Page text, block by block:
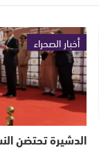
أخبار الصحراء
الدشيرة تحتضن